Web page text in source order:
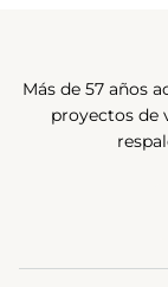
Más de 57 años
proyectos de